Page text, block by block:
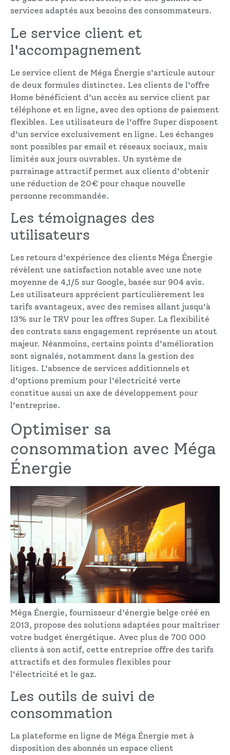
services adaptés aux besoins des consommateurs.
Le service client et
l'accompagnement
Le service client de Méga Énergie s'articule autour
de deux formules distinctes. Les clients de l'offre
Home bénéficient d'un accès au service client par
téléphone et en ligne, avec des options de paiement
flexibles. Les utilisateurs de l'offre Super disposent
d'un service exclusivement en ligne. Les échanges
sont possibles par email et réseaux sociaux, mais
limités aux jours ouvrables. Un système de
parrainage attractif permet aux clients d'obtenir
une réduction de 20€ pour chaque nouvelle
personne recommandée.
Les témoignages des
utilisateurs
Les retours d'expérience des clients Méga Énergie
révèlent une satisfaction notable avec une note
moyenne de 4,1/5 sur Google, basée sur 904 avis.
Les utilisateurs apprécient particulièrement les
tarifs avantageux, avec des remises allant jusqu'à
13% sur le TRV pour les offres Super. La flexibilité
des contrats sans engagement représente un atout
majeur. Néanmoins, certains points d'amélioration
sont signalés, notamment dans la gestion des
litiges. L'absence de services additionnels et
d'options premium pour l'électricité verte
constitue aussi un axe de développement pour
l'entreprise.
Optimiser sa
consommation avec Méga
Énergie
Méga Énergie, fournisseur d'énergie belge créé en
2013, propose des solutions adaptées pour maîtriser
votre budget énergétique. Avec plus de 700 000
clients à son actif, cette entreprise offre des tarifs
attractifs et des formules flexibles pour
l'électricité et le gaz.
Les outils de suivi de
consommation
La plateforme en ligne de Méga Énergie met à
disposition des abonnés un espace client